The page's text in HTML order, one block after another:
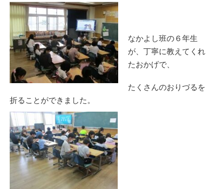
なかよし班の６年生
が、丁寧に教えてくれ
たおかげで、
たくさんのおりづるを
折ることができました。